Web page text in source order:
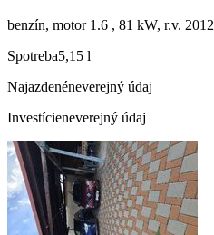
benzín, motor 1.6 , 81 kW, r.v. 2012
Spotreba5,15 l
Najazdenéneverejný údaj
Investícieneverejný údaj